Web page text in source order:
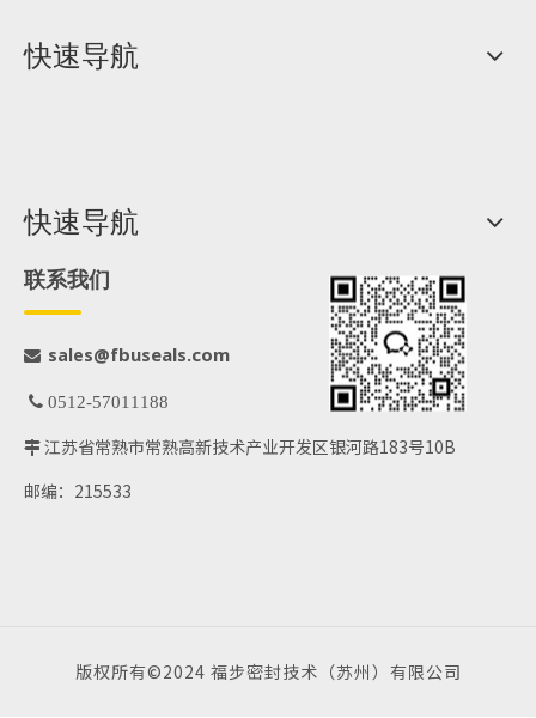
快速导航
快速导航
联系我们
 sales@fbuseals.com
 0512-57011188
 江苏省常熟市常熟高新技术产业开发区银河路183号10B
邮编：215533
版权所有©2024 福步密封技术（苏州）有限公司